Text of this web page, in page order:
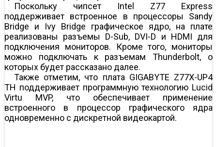
Поскольку чипсет Intel Z77 Express
поддерживает встроенное в процессоры Sandy
Bridge и Ivy Bridge графическое ядро, на плате
реализованы разъемы D-Sub, DVI-D и HDMI для
подключения мониторов. Кроме того, мониторы
можно подключать к разъемам Thunderbolt, о
которых будет рассказано далее.
Также отметим, что плата GIGABYTE Z77X-UP4
TH поддерживает программную технологию Lucid
Virtu MVP, что обеспечивает применение
встроенного в процессор графического ядра
одновременно с дискретной видеокартой.